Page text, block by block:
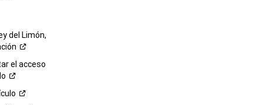
del Limón,
el acceso